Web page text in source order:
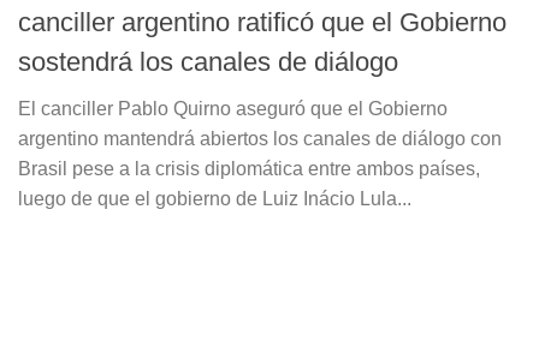
canciller argentino ratificó que el Gobierno
sostendrá los canales de diálogo
El canciller Pablo Quirno aseguró que el Gobierno
argentino mantendrá abiertos los canales de diálogo con
Brasil pese a la crisis diplomática entre ambos países,
luego de que el gobierno de Luiz Inácio Lula...